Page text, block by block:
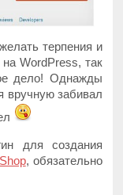
терпения и
на WordPress, так
дело! Однажды
вручную забивал
для создания
, обязательно